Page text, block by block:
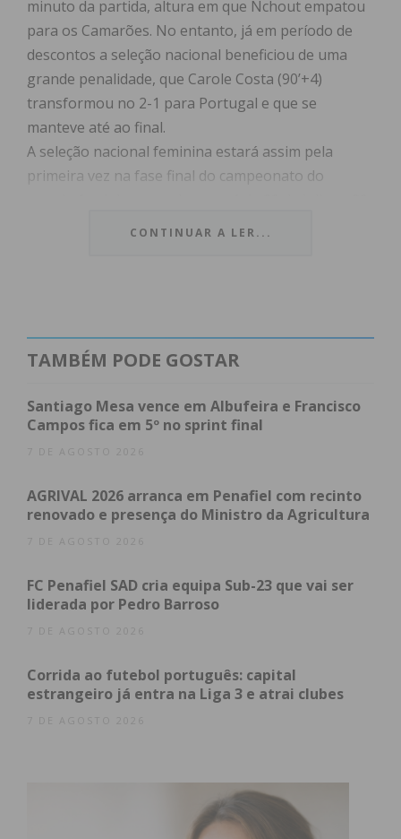
minuto da partida, altura em que Nchout empatou
para os Camarões. No entanto, já em período de
descontos a seleção nacional beneficiou de uma
grande penalidade, que Carole Costa (90’+4)
transformou no 2-1 para Portugal e que se
manteve até ao final.
A seleção nacional feminina estará assim pela
primeira vez na fase final do campeonato do
de agosto próximos, na Austrália e Nova Zelândia.
Subscreva a newsletter do
Imediato
obtenha de forma regular a informação
atualizada.
CONTINUAR A LER...
TAMBÉM PODE GOSTAR
Santiago Mesa vence em Albufeira e Francisco
Campos fica em 5º no sprint final
7 DE AGOSTO 2026
AGRIVAL 2026 arranca em Penafiel com recinto
renovado e presença do Ministro da Agricultura
7 DE AGOSTO 2026
FC Penafiel SAD cria equipa Sub-23 que vai ser
liderada por Pedro Barroso
7 DE AGOSTO 2026
Corrida ao futebol português: capital
estrangeiro já entra na Liga 3 e atrai clubes
7 DE AGOSTO 2026